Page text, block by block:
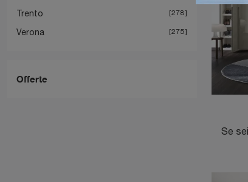
Trento 278
Verona 275
Offerte